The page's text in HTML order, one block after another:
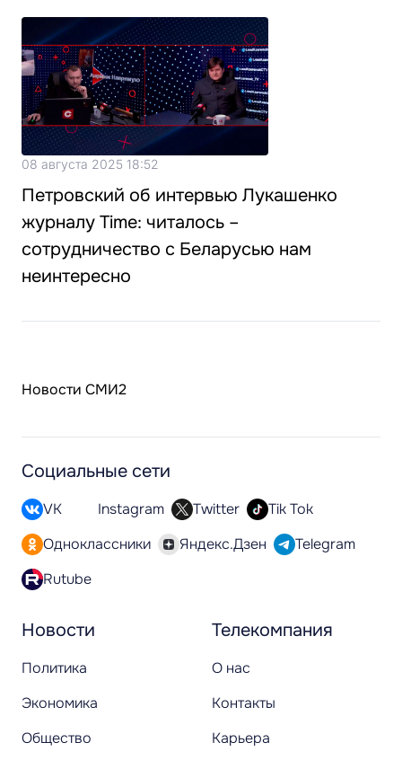
08 августа 2025 18:52
Петровский об интервью Лукашенко
журналу Time: читалось –
сотрудничество с Беларусью нам
неинтересно
Новости СМИ2
Новости
Политика
Экономика
Общество
Телекомпания
О нас
Контакты
Карьера
Социальные сети
VK Instagram Twitter
Tik Tok
Одноклассники
Яндекс.Дзен
Telegram
Rutube